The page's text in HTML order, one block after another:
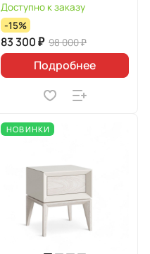
Доступно к заказу
-15%
83 300 ₽ 98 000 ₽
Подробнее
НОВИНКИ